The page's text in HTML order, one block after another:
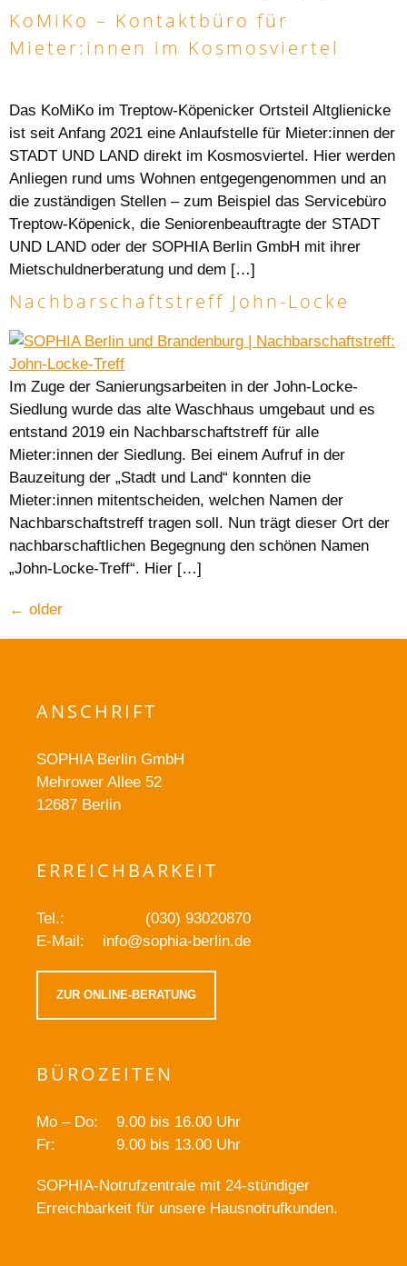
KoMiKo – Kontaktbüro für
Mieter:innen im Kosmosviertel
Das KoMiKo im Treptow-Köpenicker Ortsteil Altglienicke
ist seit Anfang 2021 eine Anlaufstelle für Mieter:innen der
STADT UND LAND direkt im Kosmosviertel. Hier werden
Anliegen rund ums Wohnen entgegengenommen und an
die zuständigen Stellen – zum Beispiel das Servicebüro
Treptow-Köpenick, die Seniorenbeauftragte der STADT
UND LAND oder der SOPHIA Berlin GmbH mit ihrer
Mietschuldnerberatung und dem […]
Nachbarschaftstreff John-Locke
Im Zuge der Sanierungsarbeiten in der John-Locke-
Siedlung wurde das alte Waschhaus umgebaut und es
entstand 2019 ein Nachbarschaftstreff für alle
Mieter:innen der Siedlung. Bei einem Aufruf in der
Bauzeitung der „Stadt und Land“ konnten die
Mieter:innen mitentscheiden, welchen Namen der
Nachbarschaftstreff tragen soll. Nun trägt dieser Ort der
nachbarschaftlichen Begegnung den schönen Namen
„John-Locke-Treff“. Hier […]
← older
ANSCHRIFT
SOPHIA Berlin GmbH
Mehrower Allee 52
12687 Berlin
ERREICHBARKEIT
Tel.:
(030) 93020870
E-Mail:
info@sophia-berlin.de
ZUR ONLINE-BERATUNG
BÜROZEITEN
Mo – Do:
9.00 bis 16.00 Uhr
Fr:
9.00 bis 13.00 Uhr
SOPHIA-Notrufzentrale mit 24-stündiger
Erreichbarkeit für unsere Hausnotrufkunden.